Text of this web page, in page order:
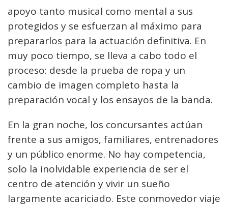
apoyo tanto musical como mental a sus
protegidos y se esfuerzan al máximo para
prepararlos para la actuación definitiva. En
muy poco tiempo, se lleva a cabo todo el
proceso: desde la prueba de ropa y un
cambio de imagen completo hasta la
preparación vocal y los ensayos de la banda.
En la gran noche, los concursantes actúan
frente a sus amigos, familiares, entrenadores
y un público enorme. No hay competencia,
solo la inolvidable experiencia de ser el
centro de atención y vivir un sueño
largamente acariciado. Este conmovedor viaje